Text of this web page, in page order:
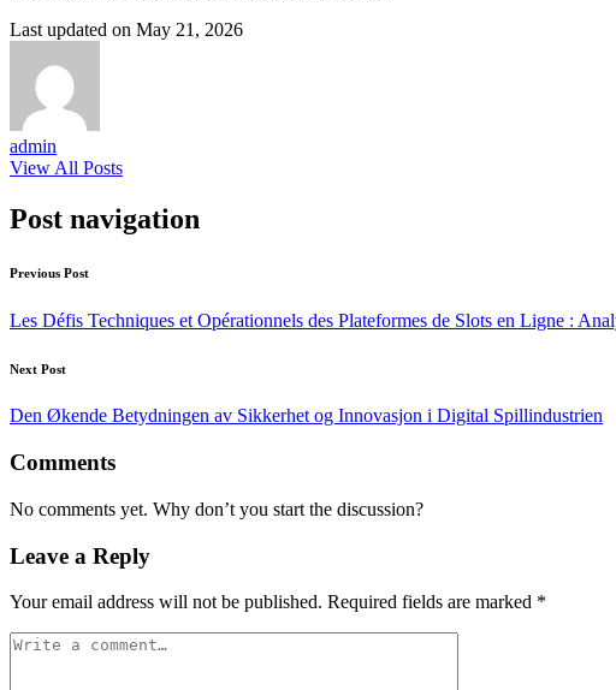
Last updated on May 21, 2026
admin
View All Posts
Post navigation
Previous Post
Les Défis Techniques et Opérationnels des Plateformes de Slots en Ligne :
Next Post
Den Økende Betydningen av Sikkerhet og Innovasjon i Digital Spillindustrien
Comments
No comments yet. Why don’t you start the discussion?
Leave a Reply
Your email address will not be published. Required fields are marked *